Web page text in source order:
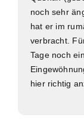
noch sehr
hat er im
verbracht.
Tage noch
hier richtig